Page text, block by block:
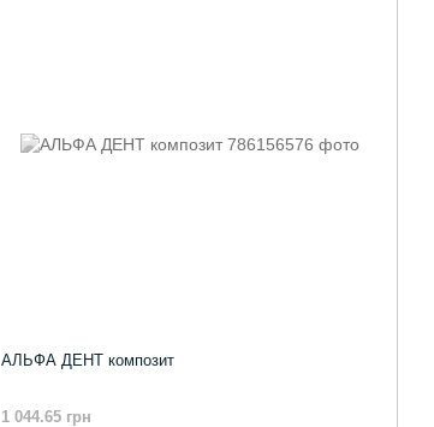
АЛЬФА ДЕНТ композит
1 044.65 грн